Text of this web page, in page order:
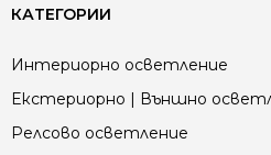
КАТЕГОРИИ
Интериорно осветление
Екстериорно | Външно
Релсово осветление